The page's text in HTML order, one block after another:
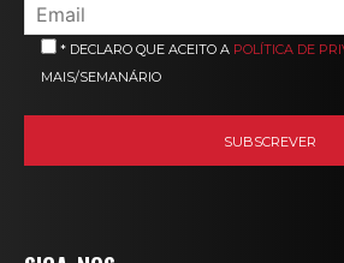
* DECLARO QUE ACEITO A POLÍTICA DE
MAIS/SEMANÁRIO